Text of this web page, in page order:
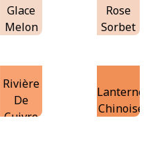
Glace
Melon
Rose
Sorbet
Rivière
De
Cuivre
Lanterne
Chinoise